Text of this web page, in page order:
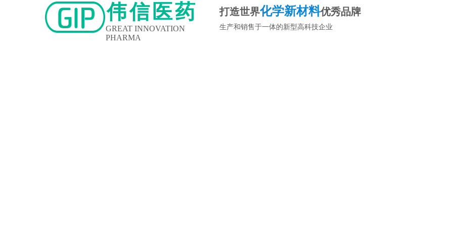
伟信医药
GREAT INNOVATION
PHARMA
打造世界化学新材料优秀品牌
生产和销售于一体的新型高科技企业